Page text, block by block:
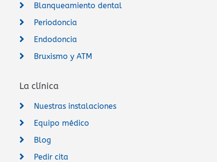
Blanqueamiento dental
Periodoncia
Endodoncia
Bruxismo y ATM
La clínica
Nuestras instalaciones
Equipo médico
Blog
Pedir cita